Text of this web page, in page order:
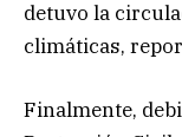
detuvo la
climáticas,
Finalmente,